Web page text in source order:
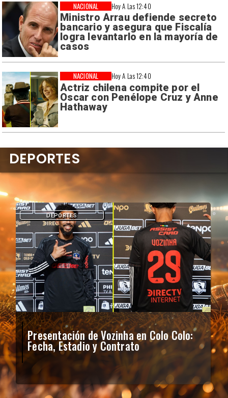
Hoy A Las 12:40
Ministro Arrau defiende secreto
bancario y asegura que Fiscalía
logra levantarlo en la mayoría de
casos
NACIONAL
Hoy A Las 12:40
Actriz chilena compite por el
Oscar con Penélope Cruz y Anne
Hathaway
NACIONAL
Presentación de Vozinha en Colo Colo:
Fecha, Estadio y Contrato
DEPORTES
DEPORTES